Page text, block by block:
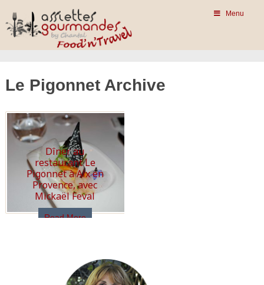
Menu
Le Pigonnet Archive
Dîner au
restaurant Le
Pigonnet à Aix en
Provence, avec
Mickaël Feval
Read More